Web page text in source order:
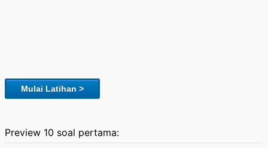
Mulai Latihan >
Preview 10 soal pertama: